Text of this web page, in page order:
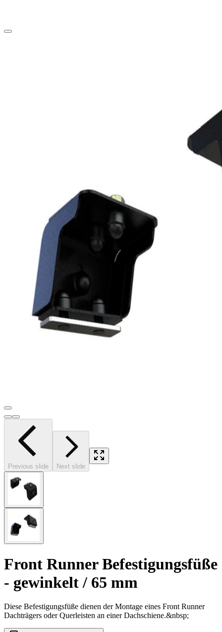
Previous slide Next slide
Front Runner Befestigungsfüße
- gewinkelt / 65 mm
Diese Befestigungsfüße dienen der Montage eines Front Runner
Dachträgers oder Querleisten an einer Dachschiene.&nbsp;